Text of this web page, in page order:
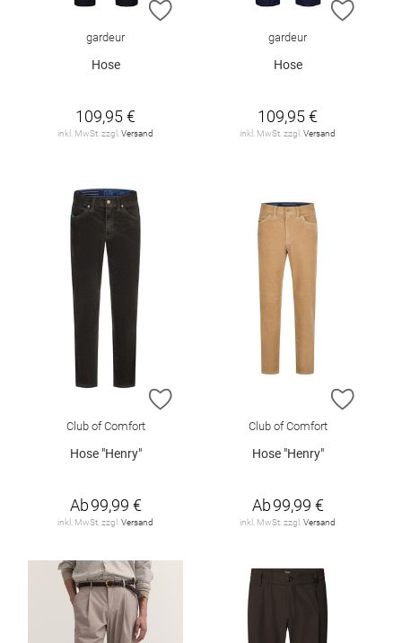
ZUR WUNSCHLISTE HINZUFÜGEN
gardeur
Hose
109,95 €
inkl. MwSt. zzgl. Versand
ZUR
gardeur
Hose
109,95 €
inkl. MwSt. zzgl. Versand
ZUR WUNSCHLISTE HINZUFÜGEN
Club of Comfort
Hose "Henry"
Ab99,99 €
inkl. MwSt. zzgl. Versand
ZUR
Club of Comfort
Hose "Henry"
Ab99,99 €
inkl. MwSt. zzgl. Versand